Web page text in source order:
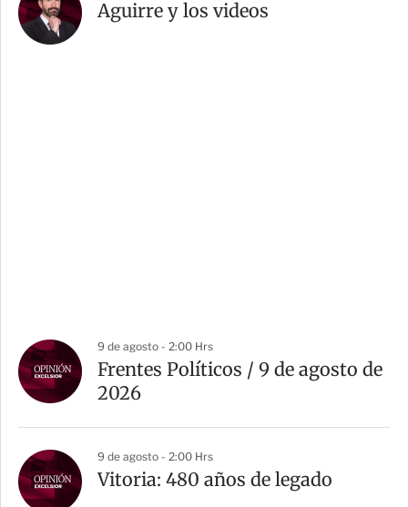
Aguirre y los videos
9 de agosto - 2:00 Hrs
Frentes Políticos / 9 de agosto de
2026
9 de agosto - 2:00 Hrs
Vitoria: 480 años de legado